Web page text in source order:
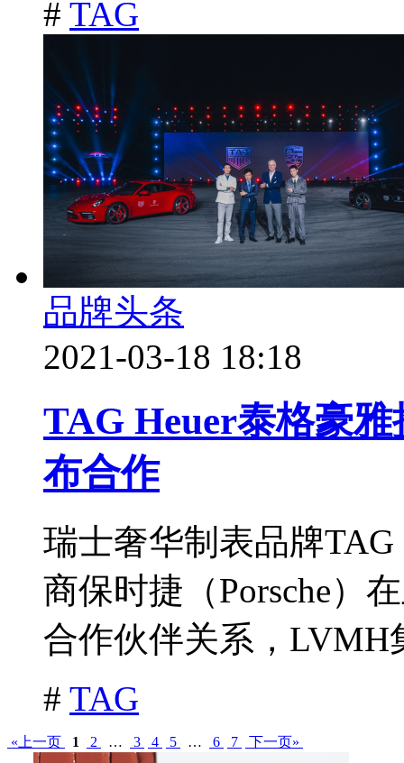
# TAG
品牌头条
2021-03-18 18:18
TAG Heuer泰格豪
布合作
瑞士奢华制表品牌
商保时捷（Porsche）
合作伙伴关系，LVMH
# TAG
«上一页 1 2 … 3 4 5 … 6 7 下一页»